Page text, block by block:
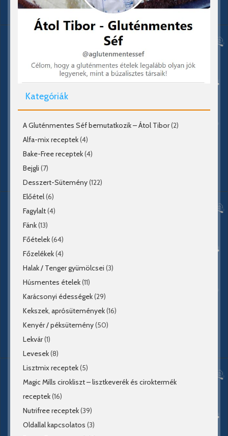
Kategóriák
A Gluténmentes Séf bemutatkozik – Átol Tibor(2)
Alfa-mix receptek(4)
Bake-Free receptek(4)
Bejgli (7)
Desszert-Sütemény(122)
Előétel(6)
Fagylalt(4)
Fánk(13)
Főételek(64)
Főzelékek(4)
Halak / Tenger gyümölcsei (3)
Húsmentes ételek(11)
Karácsonyi édességek(29)
Kekszek, aprósütemények(16)
Kenyér / péksütemény(50)
Lekvár(1)
Levesek(8)
Lisztmix receptek(5)
Magic Mills cirokliszt – lisztkeverék és ciroktermék
receptek(16)
Nutrifree receptek(39)
Oldallal kapcsolatos (3)